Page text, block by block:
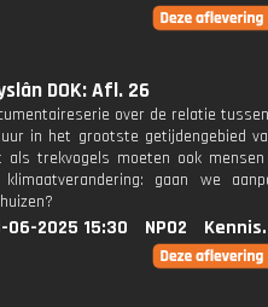
DOK: Afl. 26
over de relatie
in het grootste getijdengebied
als trekvogels moeten ook
gaan we
06-2025 15:30 NPO2